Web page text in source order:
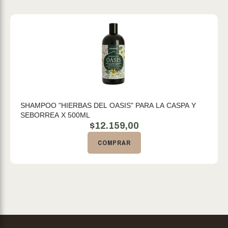
SHAMPOO "HIERBAS DEL OASIS" PARA LA CASPA Y
SEBORREA X 500ML
$12.159,00
COMPRAR